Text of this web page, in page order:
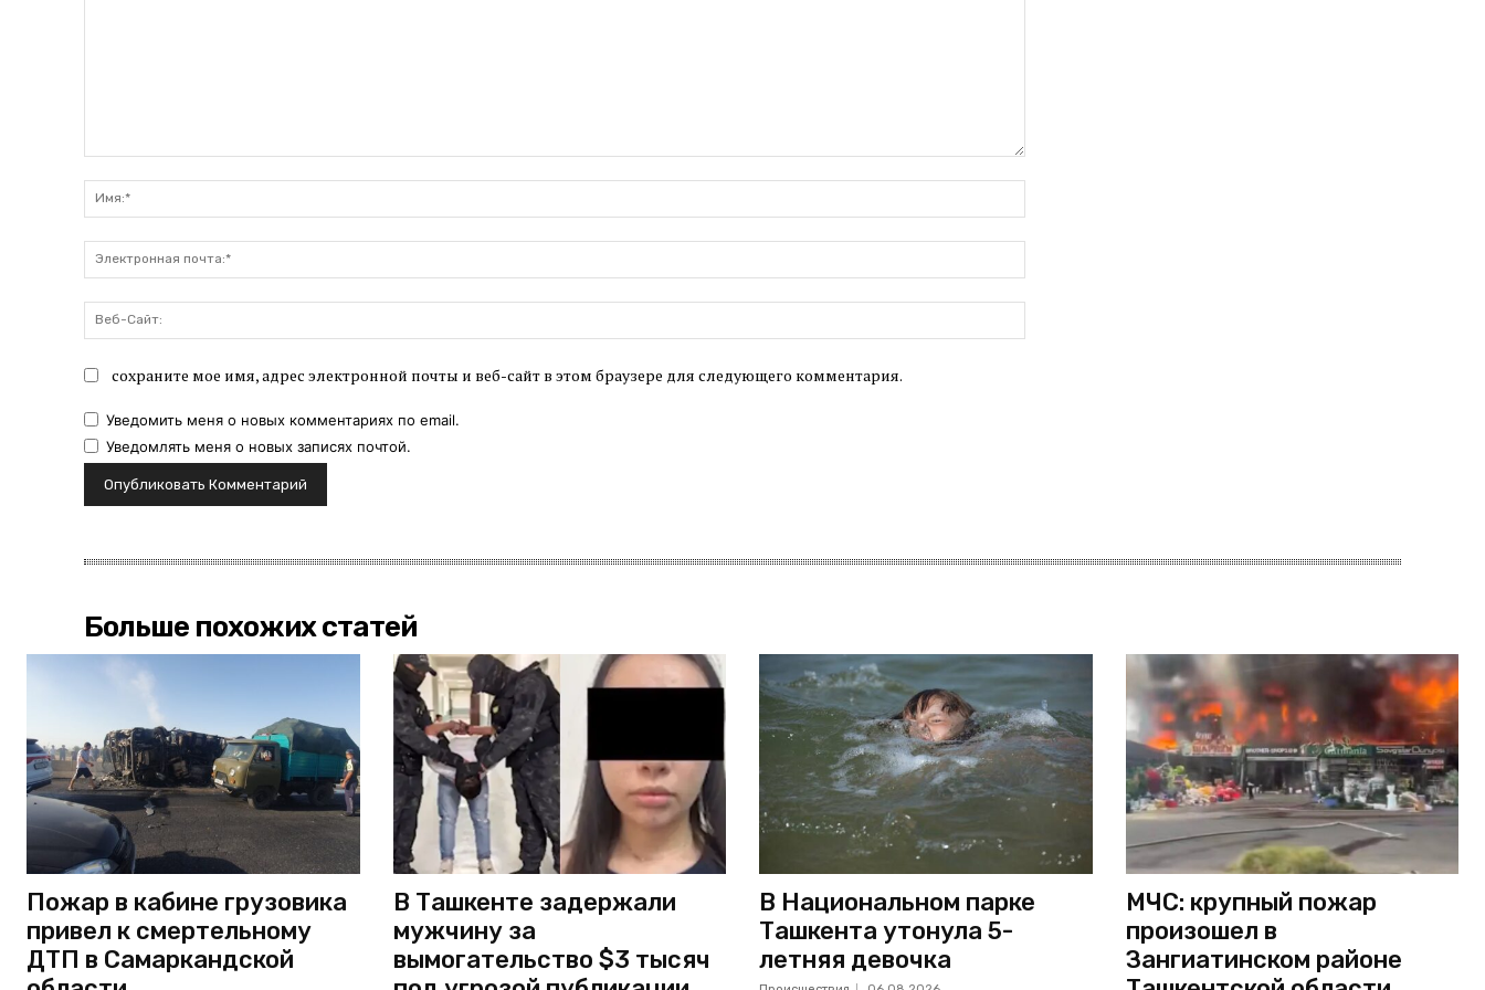
почта:*
Сайт:
сохраните мое имя, адрес электронной почты и веб-сайт в этом браузере для следующего комментария.
Уведомить меня о новых комментариях по email.
Уведомлять меня о новых записях почтой.
Больше похожих статей
Пожар в кабине грузовика
привел к смертельному
ДТП в Самаркандской
В Ташкенте задержали
мужчину за
вымогательство $3 тысяч
В Национальном парке
Ташкента утонула 5-
летняя девочка
МЧС: крупный пожар
произошел в
Зангиатинском районе